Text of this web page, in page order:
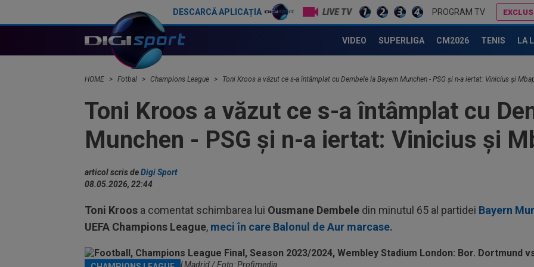
DESCARCĂ APLICAȚIA LIVE TV PROGRAM TV
VIDEO SUPERLIGA CM2026 TENIS LA
HOME Fotbal Champions League Toni Kroos a văzut ce s-a întâmplat cu Dembele la Bayern Munchen - PSG și n-a iertat: Vinicius și
Toni Kroos a văzut ce s-a întâmplat cu
Munchen - PSG și n-a iertat: Vinicius și
articol scris deDigi Sport
08.05.2026, 22:44
Toni Kroos a comentat schimbarea lui Ousmane Dembele din minutul 65 al partidei Bayern
UEFA Champions League, meci în care Balonul de Aur marcase.
Toni Kroos în tricoul lui Real Madrid / Foto: Profimedia
de